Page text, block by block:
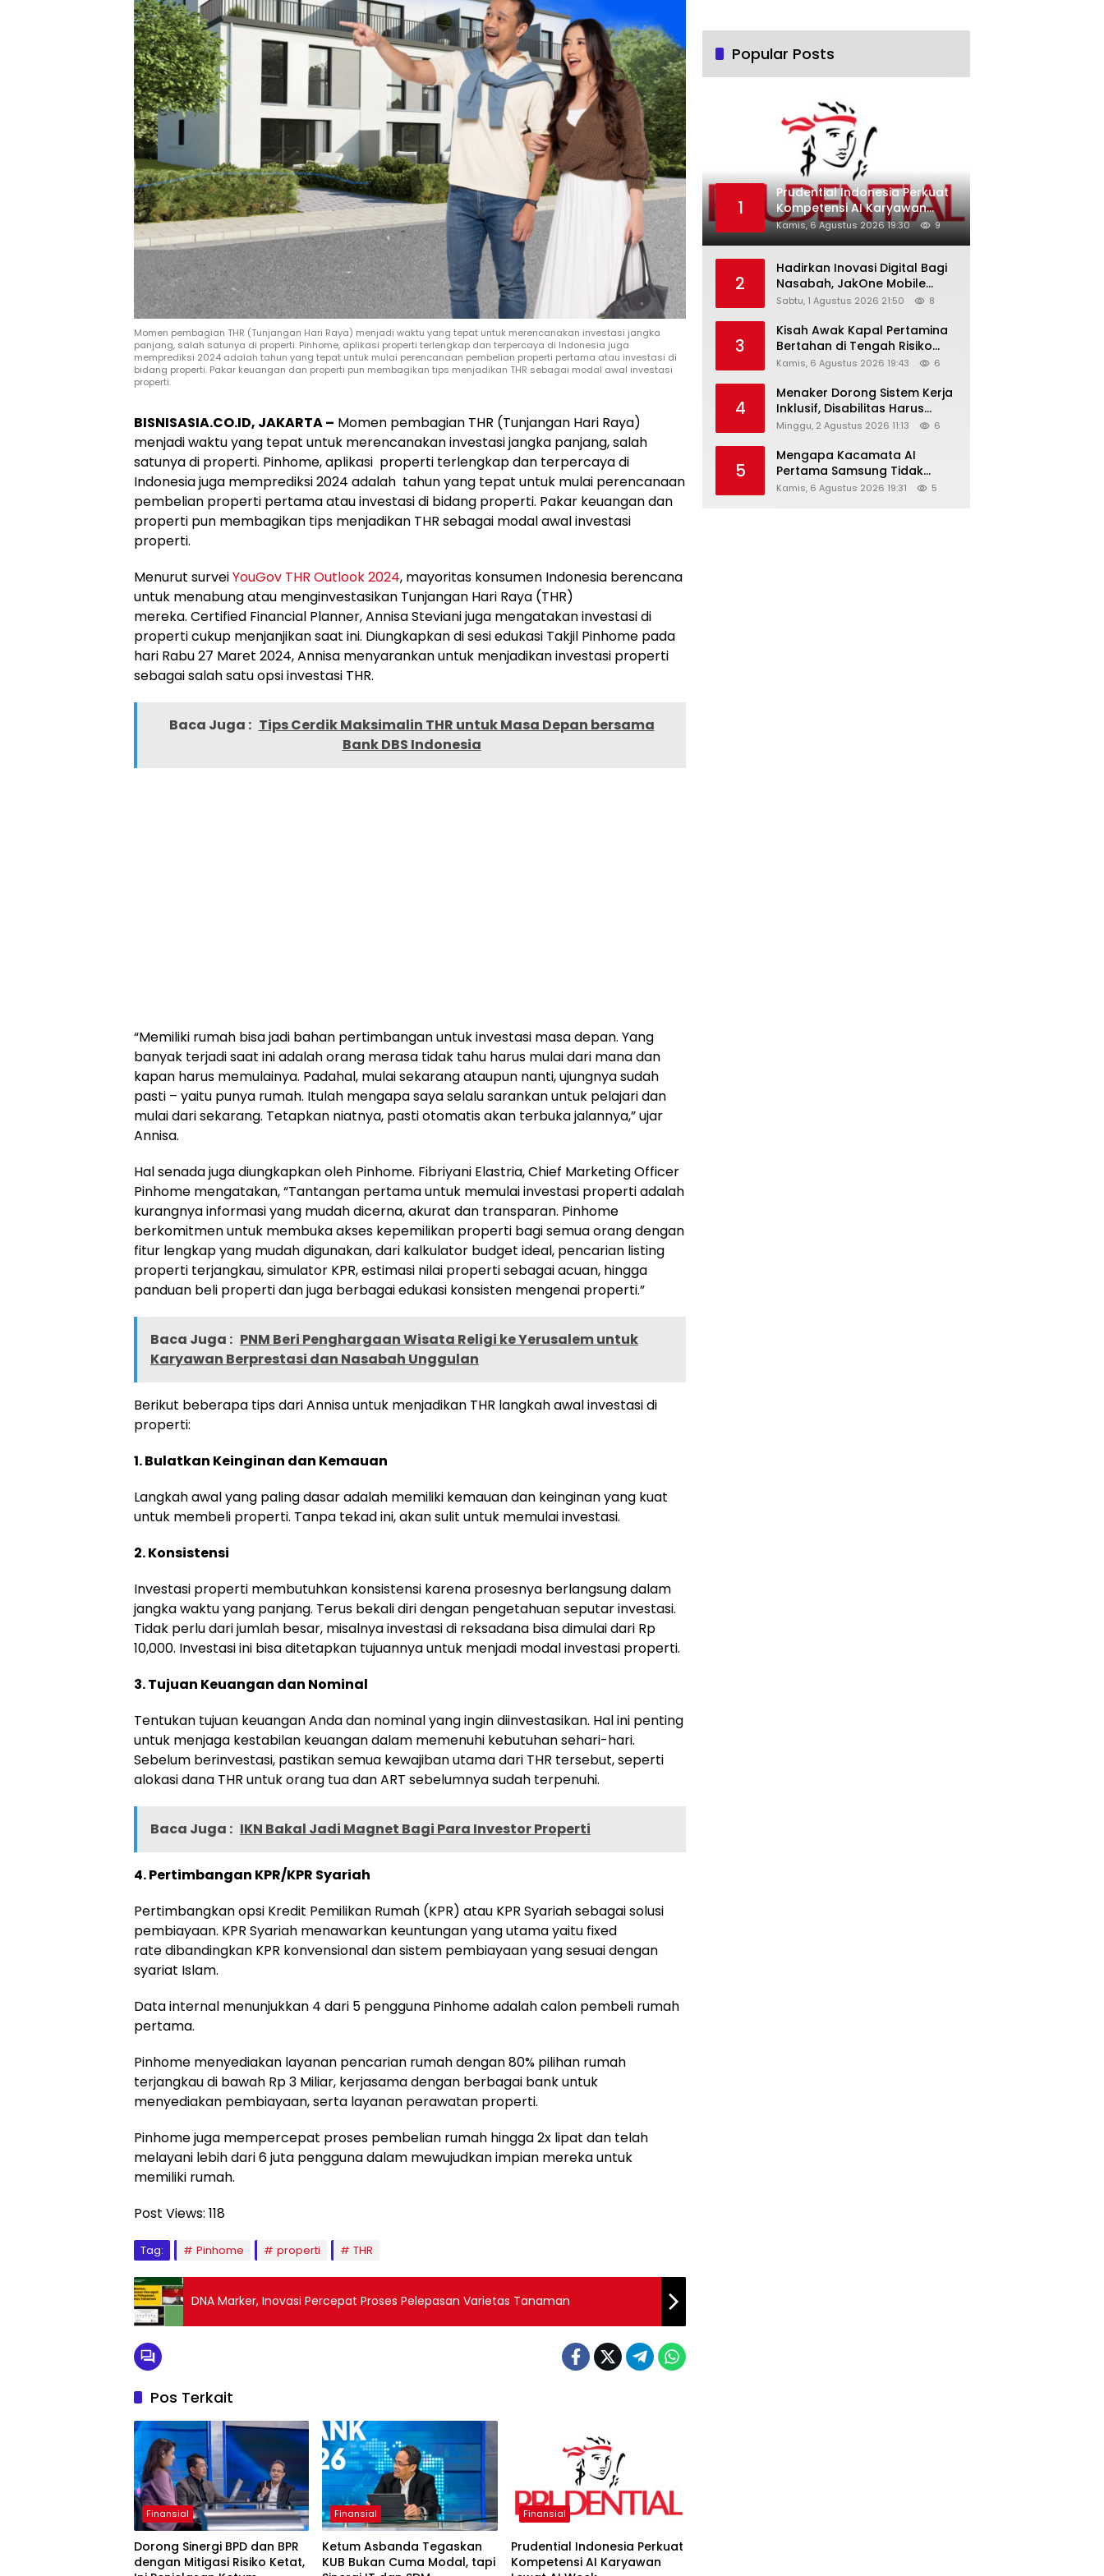
Momen pembagian THR (Tunjangan Hari Raya) menjadi waktu yang tepat untuk merencanakan investasi jangka
panjang, salah satunya di properti. Pinhome, aplikasi properti terlengkap dan terpercaya di Indonesia juga
memprediksi 2024 adalah tahun yang tepat untuk mulai perencanaan pembelian properti pertama atau investasi di
bidang properti. Pakar keuangan dan properti pun membagikan tips menjadikan THR sebagai modal awal investasi
properti.
BISNISASIA.CO.ID, JAKARTA – Momen pembagian THR (Tunjangan Hari Raya)
menjadi waktu yang tepat untuk merencanakan investasi jangka panjang, salah
satunya di properti. Pinhome, aplikasi properti terlengkap dan terpercaya di
Indonesia juga memprediksi 2024 adalah tahun yang tepat untuk mulai perencanaan
pembelian properti pertama atau investasi di bidang properti. Pakar keuangan dan
properti pun membagikan tips menjadikan THR sebagai modal awal investasi
properti.
Menurut surveiYouGov THR Outlook 2024, mayoritas konsumen Indonesia berencana
untuk menabung atau menginvestasikan Tunjangan Hari Raya (THR)
mereka. Certified Financial Planner, Annisa Steviani juga mengatakan investasi di
properti cukup menjanjikan saat ini. Diungkapkan di sesi edukasi Takjil Pinhome pada
hari Rabu 27 Maret 2024, Annisa menyarankan untuk menjadikan investasi properti
sebagai salah satu opsi investasi THR.
Baca Juga : Tips Cerdik Maksimalin THR untuk Masa Depan bersama
Bank DBS Indonesia
“Memiliki rumah bisa jadi bahan pertimbangan untuk investasi masa depan. Yang
banyak terjadi saat ini adalah orang merasa tidak tahu harus mulai dari mana dan
kapan harus memulainya. Padahal, mulai sekarang ataupun nanti, ujungnya sudah
pasti – yaitu punya rumah. Itulah mengapa saya selalu sarankan untuk pelajari dan
mulai dari sekarang. Tetapkan niatnya, pasti otomatis akan terbuka jalannya,” ujar
Annisa.
Hal senada juga diungkapkan oleh Pinhome. Fibriyani Elastria, Chief Marketing Officer
Pinhome mengatakan, “Tantangan pertama untuk memulai investasi properti adalah
kurangnya informasi yang mudah dicerna, akurat dan transparan. Pinhome
berkomitmen untuk membuka akses kepemilikan properti bagi semua orang dengan
fitur lengkap yang mudah digunakan, dari kalkulator budget ideal, pencarian listing
properti terjangkau, simulator KPR, estimasi nilai properti sebagai acuan, hingga
panduan beli properti dan juga berbagai edukasi konsisten mengenai properti.”
Baca Juga : PNM Beri Penghargaan Wisata Religi ke Yerusalem untuk
Karyawan Berprestasi dan Nasabah Unggulan
Berikut beberapa tips dari Annisa untuk menjadikan THR langkah awal investasi di
properti:
1. Bulatkan Keinginan dan Kemauan
Langkah awal yang paling dasar adalah memiliki kemauan dan keinginan yang kuat
untuk membeli properti. Tanpa tekad ini, akan sulit untuk memulai investasi.
2. Konsistensi
Investasi properti membutuhkan konsistensi karena prosesnya berlangsung dalam
jangka waktu yang panjang. Terus bekali diri dengan pengetahuan seputar investasi.
Tidak perlu dari jumlah besar, misalnya investasi di reksadana bisa dimulai dari Rp
10,000. Investasi ini bisa ditetapkan tujuannya untuk menjadi modal investasi properti.
3. Tujuan Keuangan dan Nominal
Tentukan tujuan keuangan Anda dan nominal yang ingin diinvestasikan. Hal ini penting
untuk menjaga kestabilan keuangan dalam memenuhi kebutuhan sehari-hari.
Sebelum berinvestasi, pastikan semua kewajiban utama dari THR tersebut, seperti
alokasi dana THR untuk orang tua dan ART sebelumnya sudah terpenuhi.
Baca Juga : IKN Bakal Jadi Magnet Bagi Para Investor Properti
4. Pertimbangan KPR/KPR Syariah
Pertimbangkan opsi Kredit Pemilikan Rumah (KPR) atau KPR Syariah sebagai solusi
pembiayaan. KPR Syariah menawarkan keuntungan yang utama yaitu fixed
rate dibandingkan KPR konvensional dan sistem pembiayaan yang sesuai dengan
syariat Islam.
Data internal menunjukkan 4 dari 5 pengguna Pinhome adalah calon pembeli rumah
pertama.
Pinhome menyediakan layanan pencarian rumah dengan 80% pilihan rumah
terjangkau di bawah Rp 3 Miliar, kerjasama dengan berbagai bank untuk
menyediakan pembiayaan, serta layanan perawatan properti.
Pinhome juga mempercepat proses pembelian rumah hingga 2x lipat dan telah
melayani lebih dari 6 juta pengguna dalam mewujudkan impian mereka untuk
memiliki rumah.
Post Views: 118
Tag: Pinhome properti THR
DNA Marker, Inovasi Percepat Proses Pelepasan Varietas Tanaman
Pos Terkait
Finansial
Dorong Sinergi BPD dan BPR
dengan Mitigasi Risiko Ketat,
Finansial
Ketum Asbanda Tegaskan
KUB Bukan Cuma Modal, tapi
Finansial
Prudential Indonesia Perkuat
Kompetensi AI Karyawan
Popular Posts
1
Prudential Indonesia Perkuat
Kompetensi AI Karyawan
Lewat AI Week
Kamis, 6 Agustus 2026 19:30 9
2
Hadirkan Inovasi Digital Bagi
Nasabah, JakOne Mobile
Antar Bank Jakarta Sukses
Awards 2026
Sabtu, 1 Agustus 2026 21:50 8
3
Kisah Awak Kapal Pertamina
Bertahan di Tengah Risiko
Pelayaran Selat Hormuz
Kamis, 6 Agustus 2026 19:43 6
4
Menaker Dorong Sistem Kerja
Inklusif, Disabilitas Harus
Dapat Kesempatan Setara
Minggu, 2 Agustus 2026 11:13 6
5
Mengapa Kacamata AI
Pertama Samsung Tidak
Dibekali Layar?
Kamis, 6 Agustus 2026 19:31 5